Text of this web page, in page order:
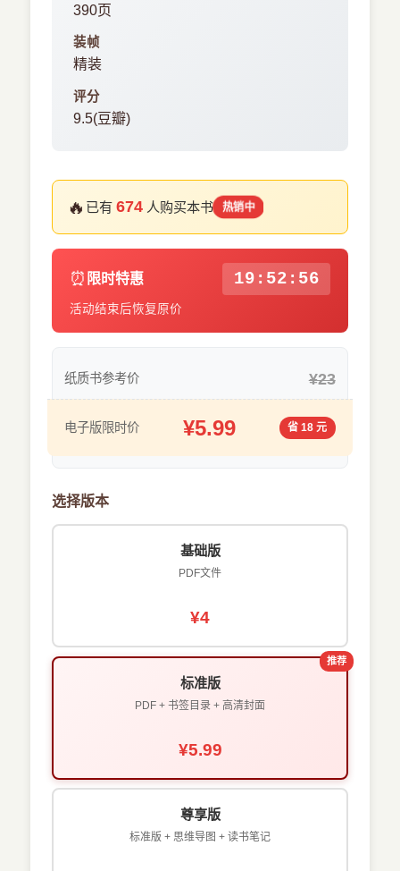
390页
装帧
精装
评分
9.5(豆瓣)
🔥 已有674 人购买本书 热销中
⏰ 限时特惠 19:52:56
活动结束后恢复原价
纸质书参考价 ¥23
电子版限时价 ¥5.99 省 18 元
选择版本
基础版
PDF文件
¥4
推荐
标准版
PDF + 书签目录 + 高清封面
¥5.99
尊享版
标准版 + 思维导图 + 读书笔记